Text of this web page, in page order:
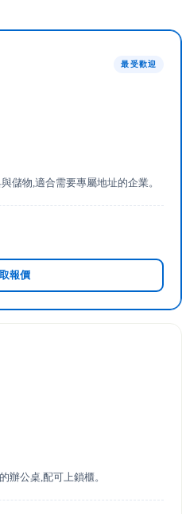
最受歡迎
儲物,適合需要專屬地址的企業。
報價
辦公桌,配可上鎖櫃。